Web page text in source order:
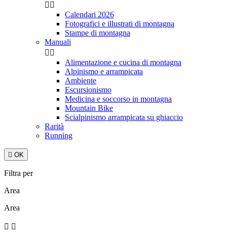
 
Calendari 2026
Fotografici e illustrati di montagna
Stampe di montagna
Manuali
 
Alimentazione e cucina di montagna
Alpinismo e arrampicata
Ambiente
Escursionismo
Medicina e soccorso in montagna
Mountain Bike
Scialpinismo arrampicata su ghiaccio
Rarità
Running
 OK
Filtra per
Area
Area
 